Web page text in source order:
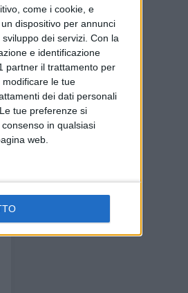
come i cookie, e
dispositivo per annunci
dei servizi. Con la
e identificazione
partner il trattamento per
le tue
dei dati personali
tue preferenze si
in qualsiasi
web.